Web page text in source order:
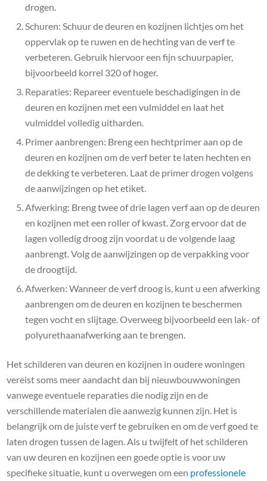
drogen.
Schuren: Schuur de deuren en kozijnen lichtjes om het
oppervlak op te ruwen en de hechting van de verf te
verbeteren. Gebruik hiervoor een fijn schuurpapier,
bijvoorbeeld korrel 320 of hoger.
Reparaties: Repareer eventuele beschadigingen in de
deuren en kozijnen met een vulmiddel en laat het
vulmiddel volledig uitharden.
Primer aanbrengen: Breng een hechtprimer aan op de
deuren en kozijnen om de verf beter te laten hechten en
de dekking te verbeteren. Laat de primer drogen volgens
de aanwijzingen op het etiket.
Afwerking: Breng twee of drie lagen verf aan op de deuren
en kozijnen met een roller of kwast. Zorg ervoor dat de
lagen volledig droog zijn voordat u de volgende laag
aanbrengt. Volg de aanwijzingen op de verpakking voor
de droogtijd.
Afwerken: Wanneer de verf droog is, kunt u een afwerking
aanbrengen om de deuren en kozijnen te beschermen
tegen vocht en slijtage. Overweeg bijvoorbeeld een lak- of
polyurethaanafwerking aan te brengen.
Het schilderen van deuren en kozijnen in oudere woningen
vereist soms meer aandacht dan bij nieuwbouwwoningen
vanwege eventuele reparaties die nodig zijn en de
verschillende materialen die aanwezig kunnen zijn. Het is
belangrijk om de juiste verf te gebruiken en om de verf goed te
laten drogen tussen de lagen. Als u twijfelt of het schilderen
van uw deuren en kozijnen een goede optie is voor uw
specifieke situatie, kunt u overwegen om een ​​ professionele